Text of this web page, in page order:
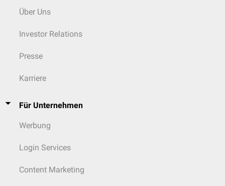
Über Uns
Investor Relations
Presse
Karriere
Für Unternehmen
Werbung
Login Services
Content Marketing